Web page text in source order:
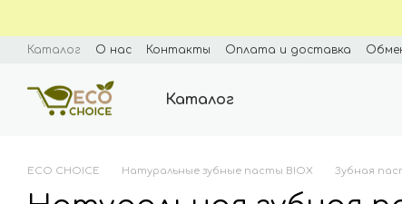
Каталог О нас Контакты Оплата и доставка
Каталог
ECO CHOICE Натуральные зубные пасты BIOX Зубная